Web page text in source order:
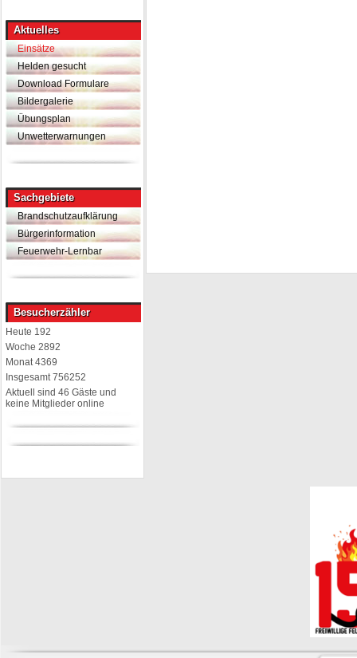
Aktuelles
Einsätze
Helden gesucht
Download Formulare
Bildergalerie
Übungsplan
Unwetterwarnungen
Sachgebiete
Brandschutzaufklärung
Bürgerinformation
Feuerwehr-Lernbar
Besucherzähler
Heute 192
Woche 2892
Monat4369
Insgesamt756252
Aktuell sind 46 Gäste und
keine Mitglieder online